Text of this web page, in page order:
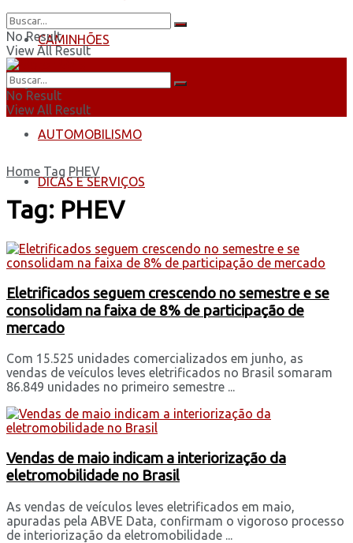
CAMINHÕES
ÔNIBUS
AUTOMOBILISMO
DICAS E SERVIÇOS
No Result
View All Result
No Result
View All Result
Home Tag PHEV
Tag: PHEV
Eletrificados seguem crescendo no semestre e se
consolidam na faixa de 8% de participação de
mercado
Com 15.525 unidades comercializados em junho, as
vendas de veículos leves eletrificados no Brasil somaram
86.849 unidades no primeiro semestre ...
Vendas de maio indicam a interiorização da
eletromobilidade no Brasil
As vendas de veículos leves eletrificados em maio,
apuradas pela ABVE Data, confirmam o vigoroso processo
de interiorização da eletromobilidade ...